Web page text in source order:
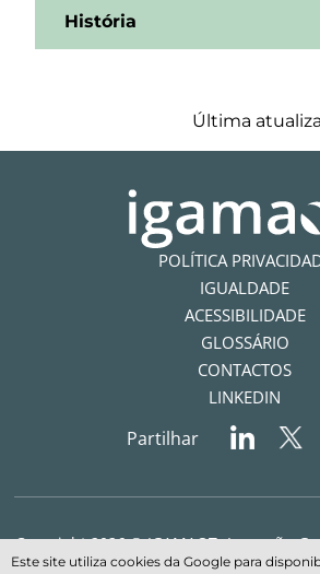
História
Última
POLÍTICA
IGUALDADE
ACESSIBILIDADE
GLOSSÁRIO
CONTACTOS
LINKEDIN
Partilhar
Copyright 2026 © IGAMAOT- Inspeção-
Mar, do Ambiente e do Ordenamento do
Este site utiliza cookies da Google para